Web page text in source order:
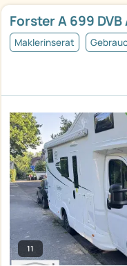
Forster A 699
Maklerinserat
11